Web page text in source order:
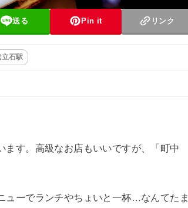
送る Pin it リンク
立石駅
す。高級なお店もいいですが、「町中
ューでランチやちょいと一杯…なんてたま